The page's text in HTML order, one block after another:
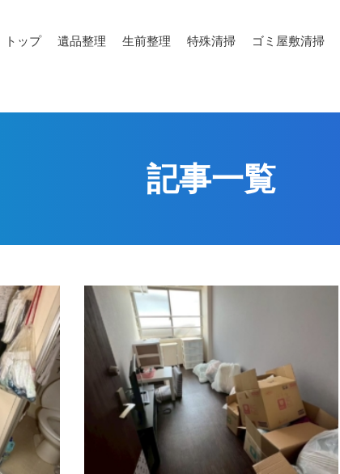
トップ 遺品整理 生前整理 特殊清掃 ゴミ屋敷清掃
記事一覧